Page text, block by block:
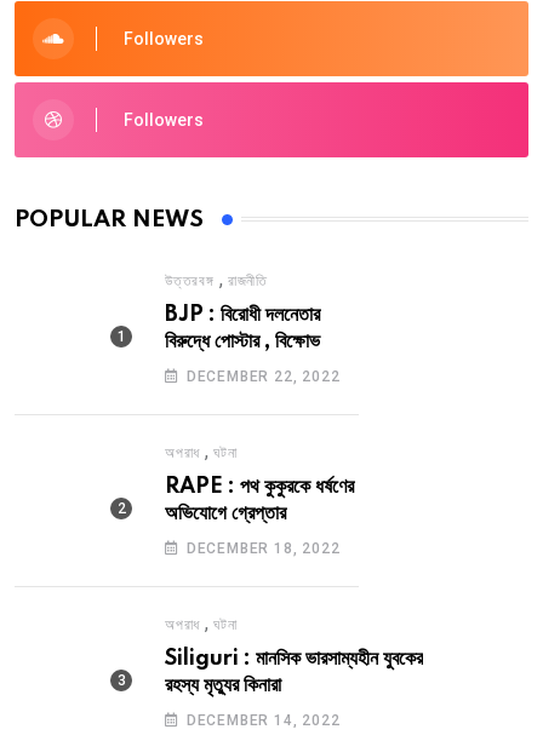
Followers
Followers
POPULAR NEWS
উত্তরবঙ্গ , রাজনীতি
BJP : বিরোধী দলনেতার
বিরুদ্ধে পোস্টার , বিক্ষোভ
DECEMBER 22, 2022
অপরাধ ,ঘটনা
RAPE : পথ কুকুরকে ধর্ষণের
অভিযোগে গ্রেপ্তার
DECEMBER 18, 2022
অপরাধ ,ঘটনা
Siliguri : মানসিক ভারসাম্যহীন যুবকের
রহস্য মৃত্যুর কিনারা
DECEMBER 14, 2022